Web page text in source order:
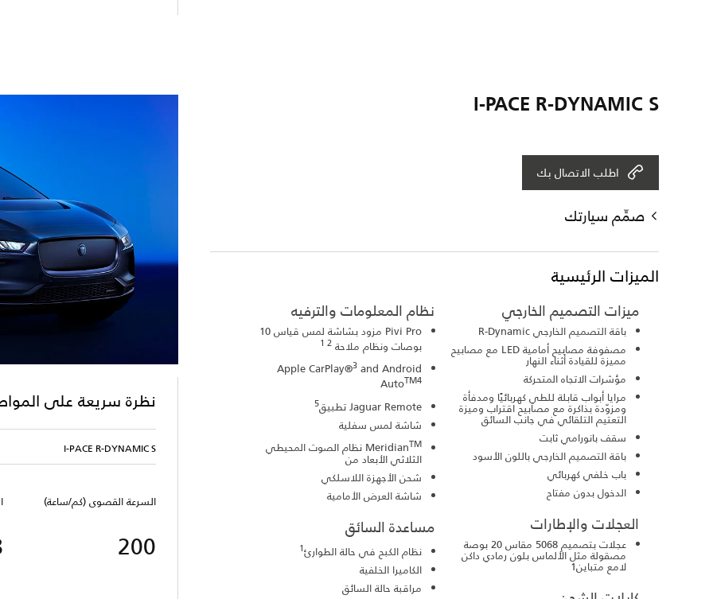
I-PACE R-DYNAMIC S
اطلب الاتصال بك
صمِّم سيارتك
نظرة سريعة على
I-PACE R-DYNAMIC S
السرعة القصوى (كم/ساعة)
200
الميزات الرئيسية
ميزات التصميم الخارجي
باقة التصميم الخارجي R-Dynamic
مصفوفة مصابيح أمامية LED مع مصابيح
مميزة للقيادة أثناء النهار
مؤشرات الاتجاه المتحركة
مرايا أبواب قابلة للطي كهربائيًا ومدفأة
ومزوّدة بذاكرة مع مصابيح اقتراب وميزة
التعتيم التلقائي في جانب السائق
سقف بانورامي ثابت
باقة التصميم الخارجي باللون الأسود
باب خلفي كهربائي
الدخول بدون مفتاح
العجلات والإطارات
عجلات بتصميم 5068 مقاس 20 بوصة
مصقولة مثل الألماس بلون رمادي داكن
لامع متباين1
نظام المعلومات والترفيه
Pivi Pro مزود بشاشة لمس قياس 10
بوصات ونظام ملاحة 2 1
Apple CarPlay®3 and Android
AutoTM4
Jaguar Remote تطبيق 5
شاشة لمس سفلية
MeridianTM نظام الصوت المحيطي
الثلاثي الأبعاد من
شحن الأجهزة اللاسلكي
شاشة العرض الأمامية
مساعدة السائق
نظام الكبح في حالة الطوارئ1
الكاميرا الخلفية
مراقبة حالة السائق